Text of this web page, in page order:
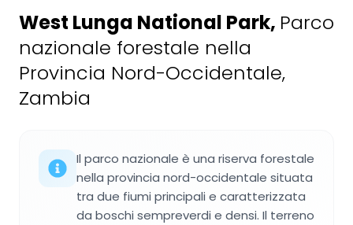
West Lunga National Park, Parco
nazionale forestale nella
Provincia Nord-Occidentale,
Zambia
Il parco nazionale è una riserva forestale
nella provincia nord-occidentale situata
tra due fiumi principali e caratterizzata
da boschi sempreverdi e densi. Il terreno